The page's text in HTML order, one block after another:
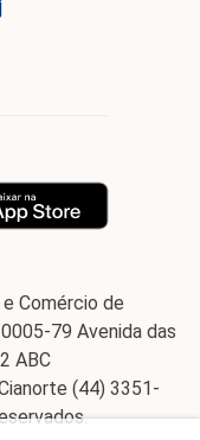
Comércio de
79 Avenida das
ABC
(44) 3351-